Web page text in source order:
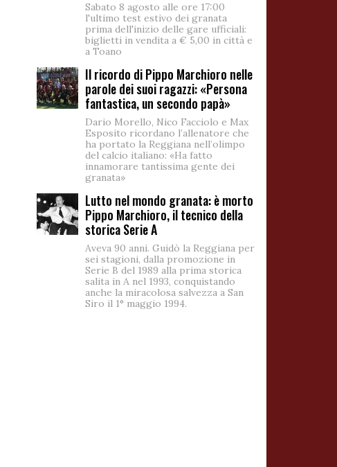
Sabato 8 agosto alle ore 17:00
l'ultimo test estivo dei granata
prima dell'inizio delle gare ufficiali:
biglietti in vendita a € 5,00 in città e
a Toano
Il ricordo di Pippo Marchioro nelle
parole dei suoi ragazzi: «Persona
fantastica, un secondo papà»
Dario Morello, Nico Facciolo e Max
Esposito ricordano l’allenatore che
ha portato la Reggiana nell’olimpo
del calcio italiano: «Ha fatto
innamorare tantissima gente dei
granata»
Lutto nel mondo granata: è morto
Pippo Marchioro, il tecnico della
storica Serie A
Aveva 90 anni. Guidò la Reggiana per
sei stagioni, dalla promozione in
Serie B del 1989 alla prima storica
salita in A nel 1993, conquistando
anche la miracolosa salvezza a San
Siro il 1° maggio 1994.